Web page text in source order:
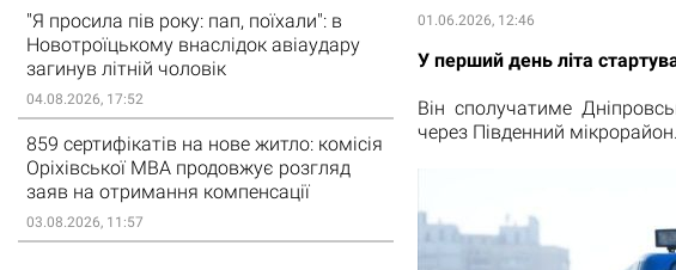
"Я просила пів року: пап, поїхали": в
Новотроїцькому внаслідок авіаудару
загинув літній чоловік
04.08.2026, 17:52
859 сертифікатів на нове житло: комісія
Оріхівської МВА продовжує розгляд
заяв на отримання компенсації
03.08.2026, 11:57
01.06.2026, 12:46
У перший день літа
Він сполучатиме
через Південний мікрорайон.